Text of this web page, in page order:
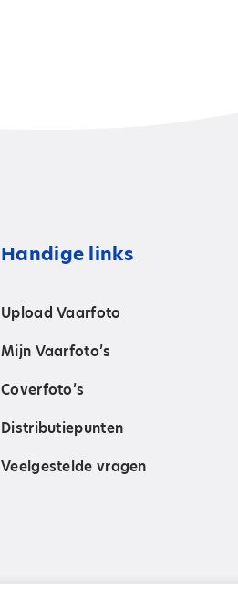
Handige links
Upload Vaarfoto
Mijn Vaarfoto’s
Coverfoto’s
Distributiepunten
Veelgestelde vragen